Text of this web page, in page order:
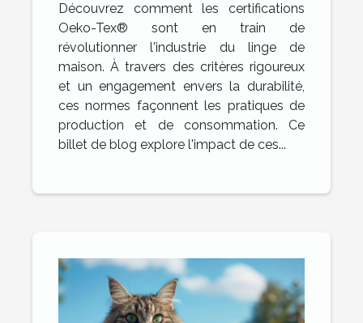
du linge de maison
Découvrez comment les certifications
Oeko-Tex® sont en train de
révolutionner l'industrie du linge de
maison. À travers des critères rigoureux
et un engagement envers la durabilité,
ces normes façonnent les pratiques de
production et de consommation. Ce
billet de blog explore l'impact de ces...